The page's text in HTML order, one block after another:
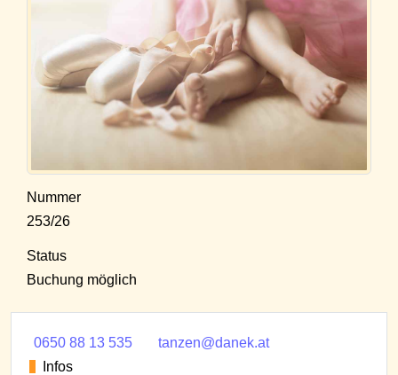
Nummer
253/26
Status
Buchung möglich
0650 88 13 535
tanzen@danek.at
Infos